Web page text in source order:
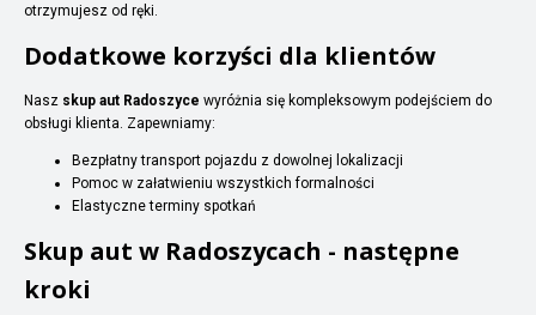
otrzymujesz od ręki.
Dodatkowe korzyści dla klientów
Nasz skup aut Radoszyce wyróżnia się kompleksowym podejściem do
obsługi klienta. Zapewniamy:
Bezpłatny transport pojazdu z dowolnej lokalizacji
Pomoc w załatwieniu wszystkich formalności
Elastyczne terminy spotkań
Skup aut w Radoszycach - następne
kroki